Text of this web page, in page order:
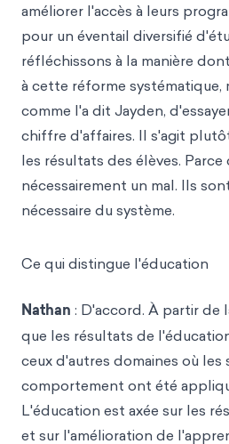
améliorer l'accès à leurs
pour un éventail diversifié
réfléchissons à la manière
à cette réforme systématique,
comme l'a dit Jayden,
chiffre d'affaires. Il s'agit
les résultats des élèves.
nécessairement un mal. Ils
nécessaire du système.
Ce qui distingue l'éducation
Nathan : D'accord. À partir de
que les résultats de
ceux d'autres domaines où les
comportement ont été
L'éducation est axée sur les
et sur l'amélioration de